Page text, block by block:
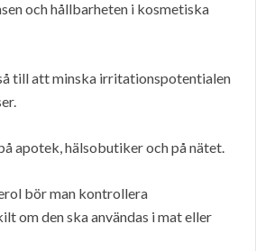
och hållbarheten i kosmetiska
till att minska irritationspotentialen
apotek, hälsobutiker och på nätet.
bör man kontrollera
om den ska användas i mat eller